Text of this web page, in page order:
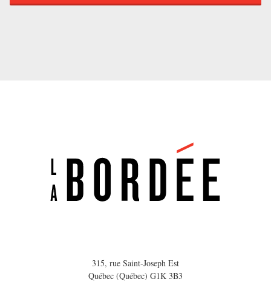
315, rue Saint-Joseph Est
Québec (Québec) G1K 3B3